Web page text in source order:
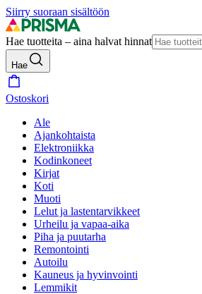
Siirry suoraan sisältöön
Hae tuotteita – aina halvat hinnat
Hae
Ostoskori
Ale
Ajankohtaista
Elektroniikka
Kodinkoneet
Kirjat
Koti
Muoti
Lelut ja lastentarvikkeet
Urheilu ja vapaa-aika
Piha ja puutarha
Remontointi
Autoilu
Kauneus ja hyvinvointi
Lemmikit